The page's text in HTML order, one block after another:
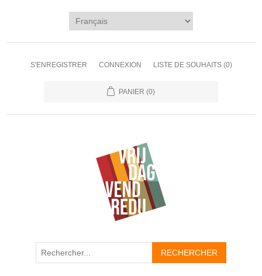
S'ENREGISTRER CONNEXION LISTE DE SOUHAITS (0)
PANIER (0)